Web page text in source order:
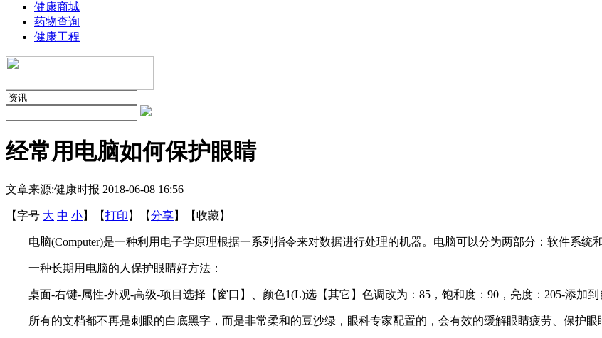
健康商城
药物查询
健康工程
经常用电脑如何保护眼睛
文章来源:健康时报 2018-06-08 16:56
【字号 大 中 小】 【打印 】 【分享】 【收藏】
电脑(Computer)是一种利用电子学原理根据一系列指令来对数据进行处理的机器。电脑可以分为两部分：软件系统和
一种长期用电脑的人保护眼睛好方法：
桌面-右键-属性-外观-高级-项目选择【窗口】、颜色1(L)选【其它】色调改为：85，饱和度：90，亮度：205-添加到
所有的文档都不再是刺眼的白底黑字，而是非常柔和的豆沙绿，眼科专家配置的，会有效的缓解眼睛疲劳、保护眼